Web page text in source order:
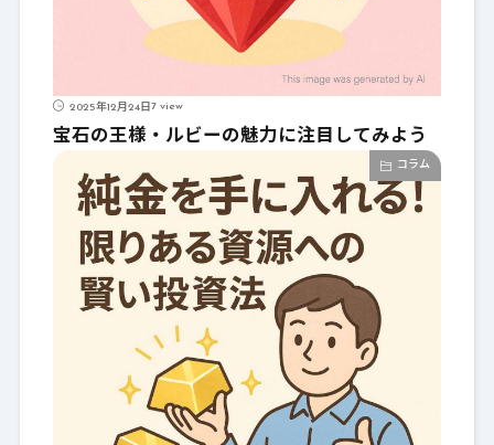
2025年12月24日7 view
宝石の王様・ルビーの魅力に注目してみよう
コラム